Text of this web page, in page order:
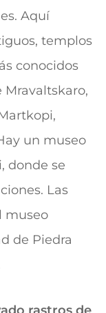
Aquí
templos
conocidos
Mravaltskaro,
un museo
donde se
Las
museo
de Piedra